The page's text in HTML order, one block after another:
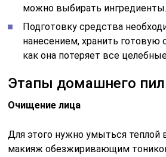
можно выбирать ингредиенты.
Подготовку средства
нанесением, хранить готовую
как она потеряет все
Этапы домашнего
Очищение лица
Для этого нужно умыться теплой
макияж обезжиривающим